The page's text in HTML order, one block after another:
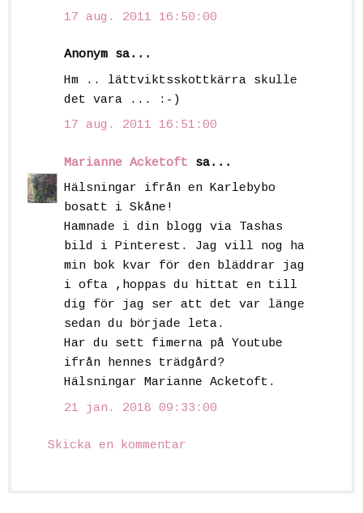
17 aug. 2011 16:50:00
Anonym sa...
Hm .. lättviktsskottkärra skulle
det vara ... :-)
17 aug. 2011 16:51:00
Marianne Acketoft sa...
Hälsningar ifrån en Karlebybo
bosatt i Skåne!
Hamnade i din blogg via Tashas
bild i Pinterest. Jag vill nog ha
min bok kvar för den bläddrar jag
i ofta ,hoppas du hittat en till
dig för jag ser att det var länge
sedan du började leta.
Har du sett fimerna på Youtube
ifrån hennes trädgård?
Hälsningar Marianne Acketoft.
21 jan. 2018 09:33:00
Skicka en kommentar